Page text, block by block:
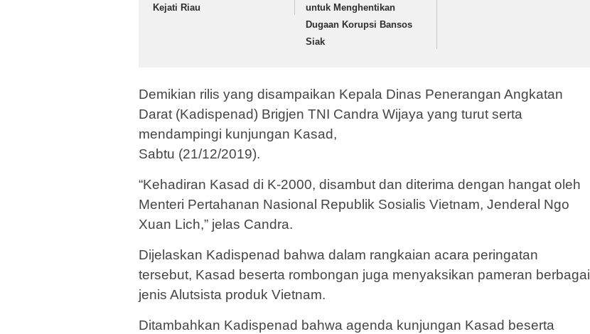
Kejati Riau
untuk Menghentikan
Dugaan Korupsi Bansos
Siak
Demikian rilis yang disampaikan Kepala Dinas Penerangan Angkatan
Darat (Kadispenad) Brigjen TNI Candra Wijaya yang turut serta
mendampingi kunjungan Kasad,
Sabtu (21/12/2019).
“Kehadiran Kasad di K-2000, disambut dan diterima dengan hangat oleh
Menteri Pertahanan Nasional Republik Sosialis Vietnam, Jenderal Ngo
Xuan Lich,” jelas Candra.
Dijelaskan Kadispenad bahwa dalam rangkaian acara peringatan
tersebut, Kasad beserta rombongan juga menyaksikan pameran berbagai
jenis Alutsista produk Vietnam.
Ditambahkan Kadispenad bahwa agenda kunjungan Kasad beserta